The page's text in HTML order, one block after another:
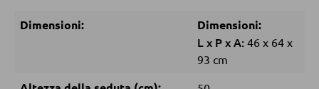
Poltrone TV
SGABELLI
Dimensioni: Dimensioni:
Lx PxA: 46 x 64 x
93 cm